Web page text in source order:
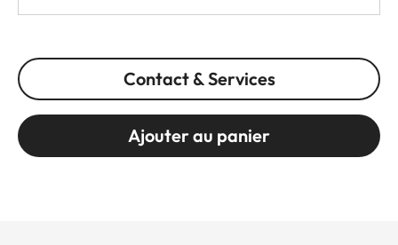
Contact & Services
Ajouter au panier